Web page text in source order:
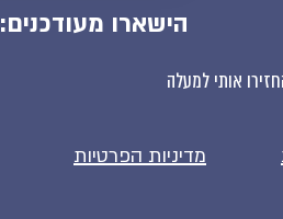
הישארו מעודכנים:
אותי למעלה
מדיניות הפרטיות